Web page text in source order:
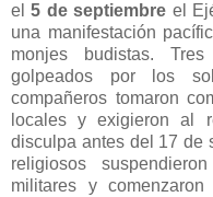
el5 de septiembre el
una manifestación
monjes budistas.
golpeados por los
compañeros tomaron
locales y exigieron al
disculpa antes del 17 de
religiosos
militares y